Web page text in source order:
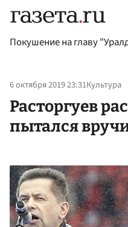
Покушение на главу
6 октября 2019 23:31Культура
Расторгуев
пытался